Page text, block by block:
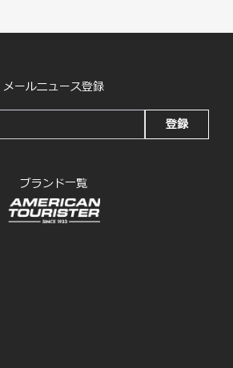
メールニュース登録
登録
ブランド一覧